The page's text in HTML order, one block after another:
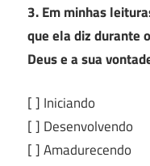
3. Em minhas
que ela diz durante
Deus e a sua
[ ] Iniciando
[ ] Desenvolvendo
[ ] Amadurecendo